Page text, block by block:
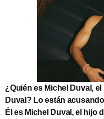
¿Quién es Michel Duval,
Duval? Lo están
Él es Michel Duval, el hijo